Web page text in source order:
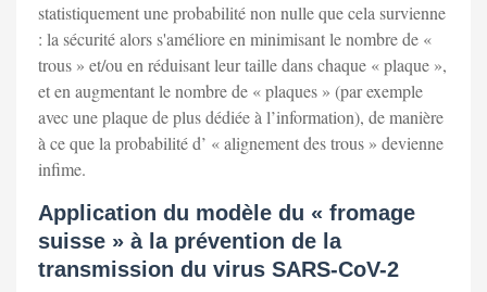
statistiquement une probabilité non nulle que cela survienne
: la sécurité alors s'améliore en minimisant le nombre de «
trous » et/ou en réduisant leur taille dans chaque « plaque »,
et en augmentant le nombre de « plaques » (par exemple
avec une plaque de plus dédiée à l’information), de manière
à ce que la probabilité d’ « alignement des trous » devienne
infime.
Application du modèle du « fromage
suisse » à la prévention de la
transmission du virus SARS-CoV-2